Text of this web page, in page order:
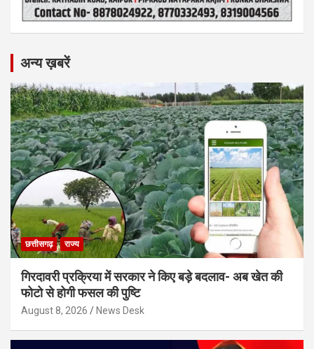
अन्य ख़बरें
छत्तीसगढ़ राज्य
गिरदावरी प्रक्रिया में सरकार ने किए बड़े बदलाव- अब खेत की
फोटो से होगी फसल की पुष्टि
August 8, 2026 News Desk